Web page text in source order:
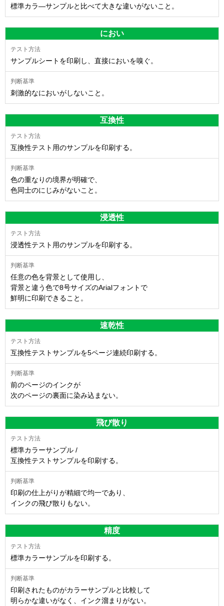
標準カラ―サンプルと比べて大きな違いがないこと。
におい
サンプルシートを印刷し、直接においを嗅ぐ。
刺激的なにおいがしないこと。
互換性
互換性テスト用のサンプルを印刷する。
色の重なりの境界が明確で、
色同士のにじみがないこと。
浸透性
浸透性テスト用のサンプルを印刷する。
任意の色を背景として使用し、
背景と違う色で8号サイズのArialフォントで
鮮明に印刷できること。
速乾性
互換性テストサンプルを5ページ連続印刷する。
前のページのインクが
次のページの裏面に染み込まない。
飛び散り
標準カラーサンプル /
互換性テストサンプルを印刷する。
印刷の仕上がりが精細で均一であり、
インクの飛び散りもない。
精度
標準カラーサンプルを印刷する。
印刷されたものがカラーサンプルと比較して
明らかな違いがなく、インク溜まりがない。